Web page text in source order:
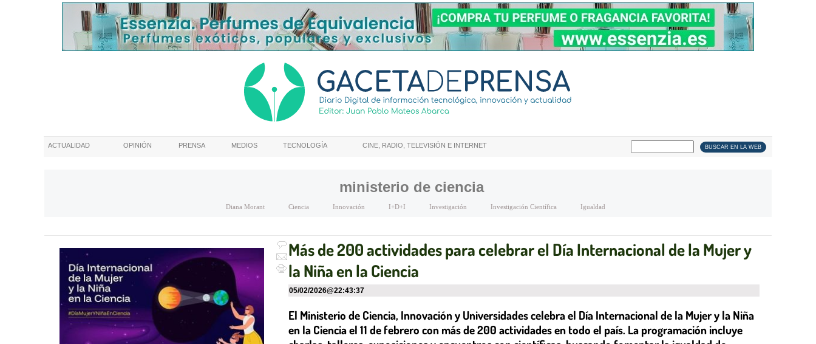
ACTUALIDAD OPINIÓN PRENSA MEDIOS TECNOLOGÍA CINE, RADIO, TELEVISIÓN E INTERNET
ministerio de ciencia
Diana Morant Ciencia Innovación I+D+I Investigación Investigación Científica Igualdad
Más de 200 actividades para celebrar el Día Internacional de la Mujer y
la Niña en la Ciencia
05/02/2026@22:43:37
El Ministerio de Ciencia, Innovación y Universidades celebra el Día Internacional de la Mujer y la Niña
en la Ciencia el 11 de febrero con más de 200 actividades en todo el país. La programación incluye